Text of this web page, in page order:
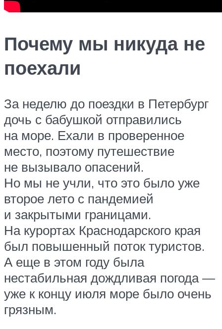
Почему мы никуда не
поехали
За неделю до поездки в Петербург
дочь с бабушкой отправились
на море. Ехали в проверенное
место, поэтому путешествие
не вызывало опасений.
Но мы не учли, что это было уже
второе лето с пандемией
и закрытыми границами.
На курортах Краснодарского края
был повышенный поток туристов.
А еще в этом году была
нестабильная дождливая погода —
уже к концу июля море было очень
грязным.